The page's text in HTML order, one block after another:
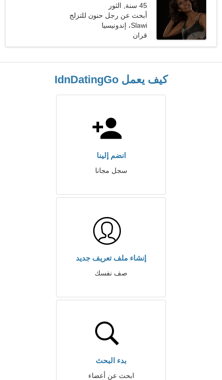
45 سنة, الثور
أبحث عن رجل حنون للتزلج
Slawi، إندونيسيا
قران
كيف يعمل IdnDatingGo
انضم إلينا
سجل مجانا
إنشاء ملف تعريف جديد
صف نفسك
بدء البحث
ابحث عن أعضاء